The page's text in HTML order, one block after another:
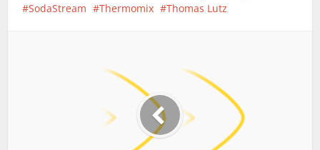
SodaStream
Thermomix Thomas Lutz